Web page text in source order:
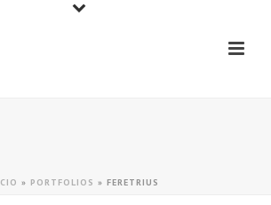
» PORTFOLIOS » FERETRIUS